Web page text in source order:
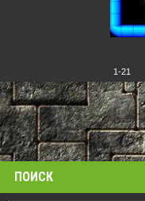
1-21
ПОИСК